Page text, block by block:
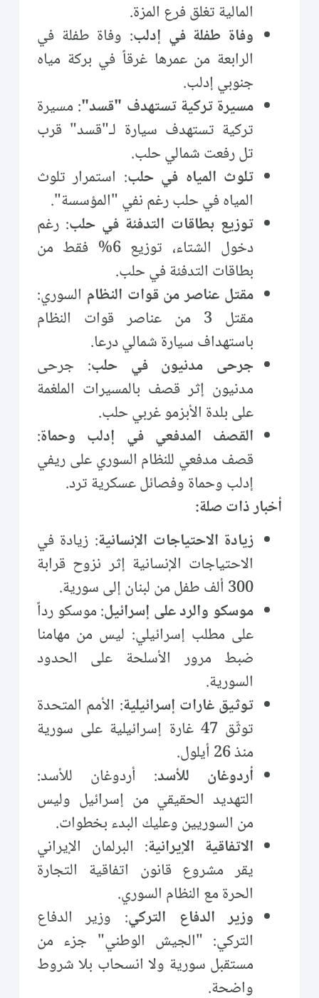
المالية تغلق فرع المزة.
وفاة طفلة في إدلب: وفاة طفلة في
الرابعة من عمرها غرقاً في بركة مياه
جنوبي إدلب.
مسيرة تركية تستهدف "قسد": مسيرة
تركية تستهدف سيارة لـ"قسد" قرب
تل رفعت شمالي حلب.
تلوث المياه في حلب: استمرار تلوث
المياه في حلب رغم نفي "المؤسسة".
توزيع بطاقات التدفئة في حلب: رغم
دخول الشتاء، توزيع 6% فقط من
بطاقات التدفئة في حلب.
مقتل عناصر من قوات النظام السوري:
مقتل 3 من عناصر قوات النظام
باستهداف سيارة شمالي درعا.
جرحى مدنيون في حلب: جرحى
مدنيون إثر قصف بالمسيرات الملغمة
على بلدة الأبزمو غربي حلب.
القصف المدفعي في إدلب وحماة:
قصف مدفعي للنظام السوري على ريفي
إدلب وحماة وفصائل عسكرية ترد.
أخبار ذات صلة:
زيادة الاحتياجات الإنسانية: زيادة في
الاحتياجات الإنسانية إثر نزوح قرابة
300 ألف طفل من لبنان إلى سورية.
موسكو والرد على إسرائيل: موسكو رداً
على مطلب إسرائيلي: ليس من مهامنا
ضبط مرور الأسلحة على الحدود
السورية.
توثيق غارات إسرائيلية: الأمم المتحدة
توثّق 47 غارة إسرائيلية على سورية
منذ 26 أيلول.
أردوغان للأسد: أردوغان للأسد:
التهديد الحقيقي من إسرائيل وليس
من السوريين وعليك البدء بخطوات.
الاتفاقية الإيرانية: البرلمان الإيراني
يقر مشروع قانون اتفاقية التجارة
الحرة مع النظام السوري.
وزير الدفاع التركي: وزير الدفاع
التركي: "الجيش الوطني" جزء من
مستقبل سورية ولا انسحاب بلا شروط
واضحة.